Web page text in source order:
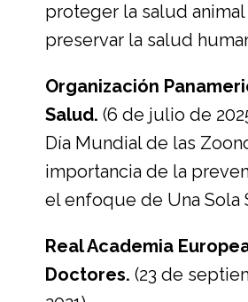
proteger la salud animal
preservar la salud
Organización
Salud. (6 de julio de
Día Mundial de las
importancia de la
el enfoque de Una Sola
Real Academia
Doctores. (23 de